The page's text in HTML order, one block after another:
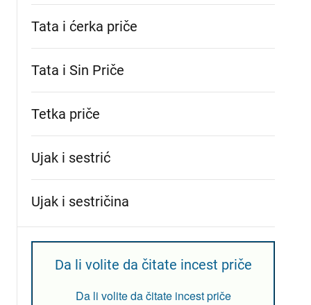
Tata i ćerka priče
Tata i Sin Priče
Tetka priče
Ujak i sestrić
Ujak i sestričina
Da li volite da čitate incest priče
Da li volite da čitate incest priče